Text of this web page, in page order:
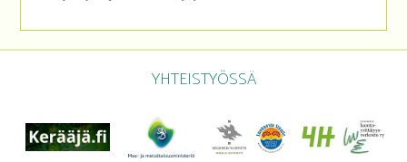
YHTEISTYÖSSÄ